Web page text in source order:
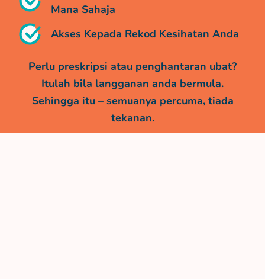
Mana Sahaja
Akses Kepada Rekod Kesihatan Anda
Perlu preskripsi atau penghantaran ubat?
Itulah bila langganan anda bermula.
Sehingga itu – semuanya percuma, tiada
tekanan.